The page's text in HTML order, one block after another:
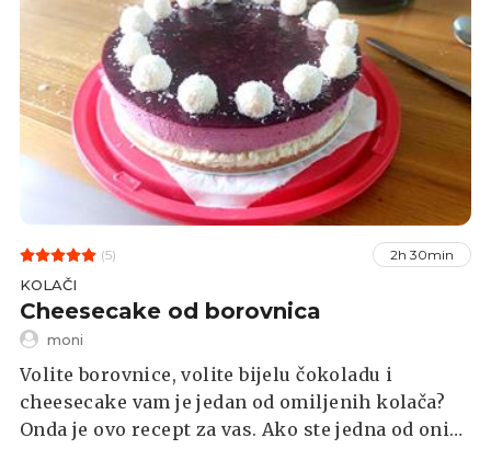
(5) 2h 30min
KOLAČI
Cheesecake od borovnica
moni
Volite borovnice, volite bijelu čokoladu i
cheesecake vam je jedan od omiljenih kolača?
Onda je ovo recept za vas. Ako ste jedna od onih